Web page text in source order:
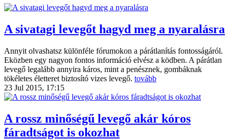
A sivatagi levegőt hagyd meg a nyaralásra
Annyit olvashatsz különféle fórumokon a párátlanítás fontosságáról.
Eközben egy nagyon fontos információ elvész a ködben. A párátlan
levegő legalább annyira káros, mint a penésznek, gombáknak
tökéletes életteret biztosító vizes levegő. tovább
23 Jul 2015, 17:15
A rossz minőségű levegő akár kóros
fáradtságot is okozhat